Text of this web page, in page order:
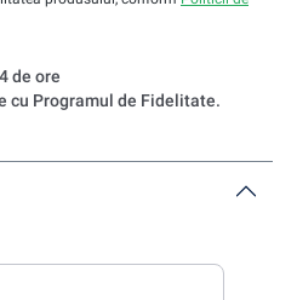
de ore
cu Programul de Fidelitate.